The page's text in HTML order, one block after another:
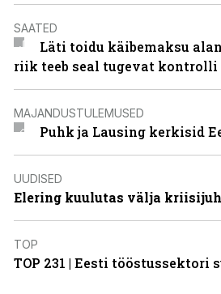
SAATED
Läti toidu käibemaksu
riik teeb seal tugevat kontrolli
MAJANDUSTULEMUSED
Puhk ja Lausing kerkisid
UUDISED
Elering kuulutas välja
TOP
TOP 231 | Eesti tööstussektori